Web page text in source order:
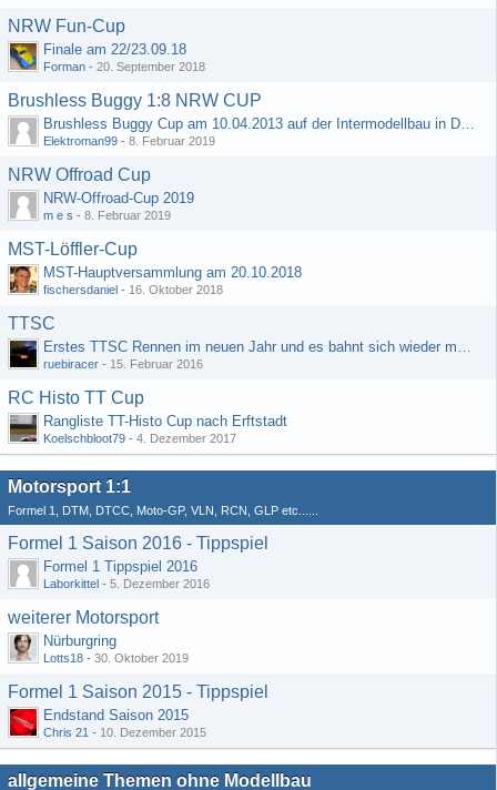
NRW Fun-Cup
Finale am 22/23.09.18
Forman - 20. September 2018
Brushless Buggy 1:8 NRW CUP
Brushless Buggy Cup am 10.04.2013 auf der Intermodellbau in Dortmund
Elektroman99 - 8. Februar 2019
NRW Offroad Cup
NRW-Offroad-Cup 2019
m e s - 8. Februar 2019
MST-Löffler-Cup
MST-Hauptversammlung am 20.10.2018
fischersdaniel - 16. Oktober 2018
TTSC
Erstes TTSC Rennen im neuen Jahr und es bahnt sich wieder mal eine Rekordteilnehmerzahl an
ruebiracer - 15. Februar 2016
RC Histo TT Cup
Rangliste TT-Histo Cup nach Erftstadt
Koelschbloot79 - 4. Dezember 2017
Motorsport 1:1
Formel 1, DTM, DTCC, Moto-GP, VLN, RCN, GLP etc......
Formel 1 Saison 2016 - Tippspiel
Formel 1 Tippspiel 2016
Laborkittel - 5. Dezember 2016
weiterer Motorsport
Nürburgring
Lotts18 - 30. Oktober 2019
Formel 1 Saison 2015 - Tippspiel
Endstand Saison 2015
Chris 21 - 10. Dezember 2015
allgemeine Themen ohne Modellbau